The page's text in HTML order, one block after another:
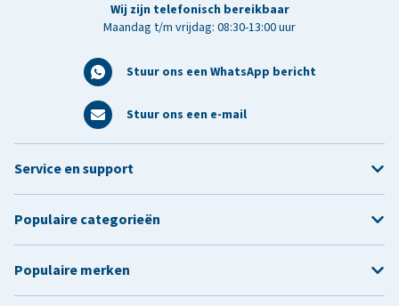
Wij zijn telefonisch bereikbaar
Maandag t/m vrijdag: 08:30-13:00 uur
Stuur ons een WhatsApp bericht
Stuur ons een e-mail
Service en support
Populaire categorieën
Populaire merken